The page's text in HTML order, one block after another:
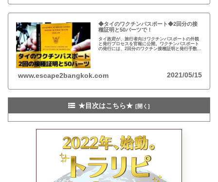
◆タイのワクチンパスポート◆2回分の接
種証明と50バーツで！
タイ政府が、旅行者向けワクチンパスポートの外観
と発行プロセスを官報に公開。ワクチンパスポート
の発行には、2回分のワクチン接種証明と発行手数料
www.escape2bangkok.com 2021/05/15
★目次はこちら★